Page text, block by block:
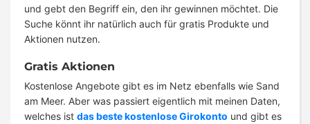
und gebt den Begriff ein, den ihr gewinnen möchtet. Die
Suche könnt ihr natürlich auch für gratis Produkte und
Aktionen nutzen.
Gratis Aktionen
Kostenlose Angebote gibt es im Netz ebenfalls wie Sand
am Meer. Aber was passiert eigentlich mit meinen Daten,
welches ist das beste kostenlose Girokonto und gibt es